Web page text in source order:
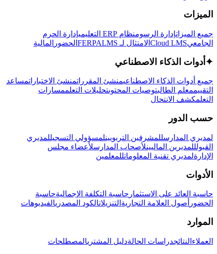
الميزات
جميع الميزاتإدارة الرسومنظام ERP التعليمي
إدارة الحرم
الجامعيCloud LMS الامتثال لـ FERPA LMS الحضور المالية
✦ أدوات الذكاء الاصطناعي
جميع أدوات الذكاء الاصطناعيمنشئ المقرراتمنشئ الاختباراتمساعد
التقييممعلم الطالبتوصيات المحتوىتحليلات التعلممسارات
التعلمكشف الانتحال
حسب الدور
لمديري المدارسللمشرفين التربويينلمسؤولي التسجيللمديري
القبولللمديرين الماليينلأصحاب المدارسلأعضاء مجلس
الإدارةلمديري تقنية المعلوماتللمعلمين
الأدوات
حاسبة العائد على الاستثمار حاسبة التكلفة الإجماليةحاسبة
الحضور أصول العلامة التجارية التنزيلاتالكود المصدريالفيديوهات
الموارد
العملاء النتائجدراسات الحالةدليل المشتريالمصطلحات